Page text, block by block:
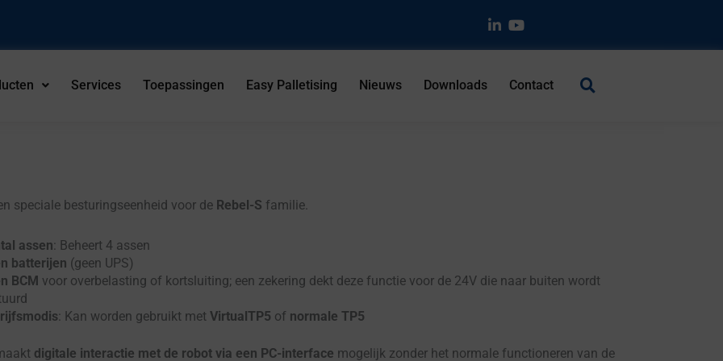
Services Toepassingen Easy Palletising Nieuws Downloads Contact
speciale besturingseenheid voor de Rebel-S familie.
assen: Beheert 4 assen
batterijen (geen UPS)
BCM voor overbelasting of kortsluiting; een zekering dekt deze functie voor de 24V die naar buiten wordt
: Kan worden gebruikt met VirtualTP5 of normale TP5
digitale interactie met de robot via een PC-interface mogelijk zonder het normale functioneren van de